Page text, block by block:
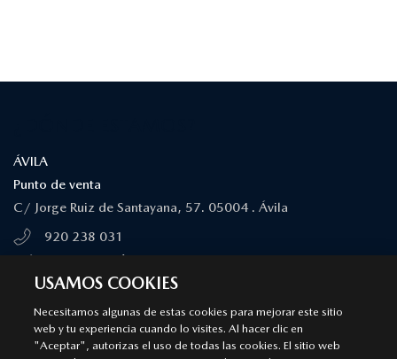
ÁVILA
Punto de venta
C/ Jorge Ruiz de Santayana, 57. 05004 . Ávila
920 238 031
ÁVILA
Servicio Autorizado Mazda
USAMOS COOKIES
Necesitamos algunas de estas cookies para mejorar este sitio
web y tu experiencia cuando lo visites. Al hacer clic en
"Aceptar", autorizas el uso de todas las cookies. El sitio web